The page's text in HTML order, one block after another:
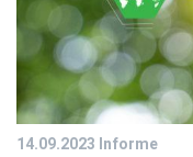
14.09.2023 Informe